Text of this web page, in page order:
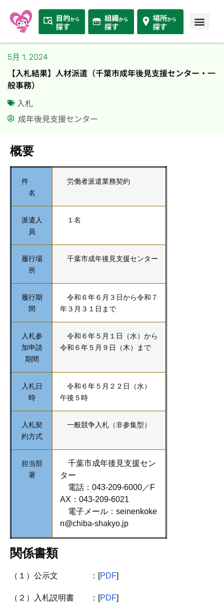
5月 1, 2024
【入札結果】人材派遣（千葉市成年後見支援センター・一
般事務）
入札
成年後見支援センター
概要
件
名
労働者派遣業務契約
派遣人
員
１名
履行場
所
千葉市成年後見支援センター
履行期
間
令和６年６月３日から令和７
年３月３１日まで
入札参
加申請
期間
令和６年５月１日（水）から
令和６年５月９日（木）まで
入札日
時
令和６年５月２２日（水）
午後５時
入札契
約方式
一般競争入札（非参集型）
担当部
署
千葉市成年後見支援セン
ター
電話：043-209-6000／F
AX：043-209-6021
電子メール：seinenkoke
n@chiba-shakyo.jp
関係書類
（１）公示文 ：[PDF]
（２）入札説明書 ：[ PDF